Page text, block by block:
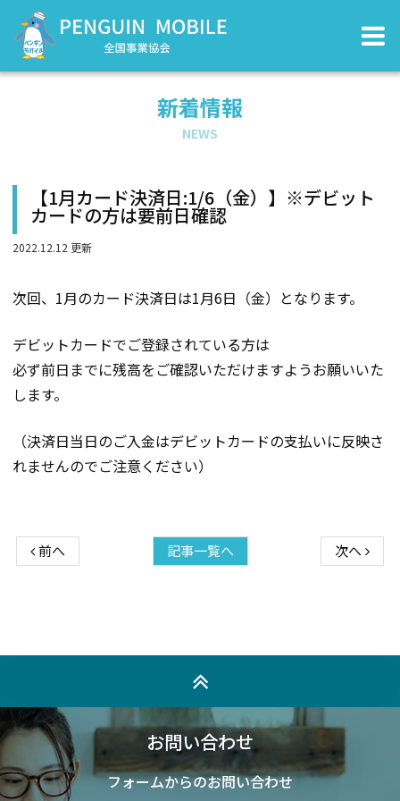
新着情報
NEWS
【1月カード決済日:1/6（金）】※デビット
カードの方は要前日確認
2022.12.12 更新
次回、1月のカード決済日は1月6日（金）となります。
デビットカードでご登録されている方は
必ず前日までに残高をご確認いただけますようお願いいた
します。
（決済日当日のご入金はデビットカードの支払いに反映さ
れませんのでご注意ください）
前へ 記事一覧へ 次へ
お問い合わせ
フォームからのお問い合わせ